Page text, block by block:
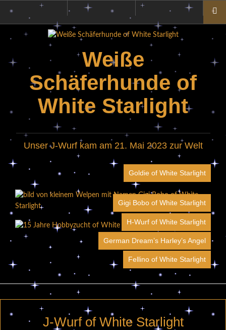
Privatsphäre-
ändern
Historie
Privatsphäre-
Einstellungen
Einwilligungen
Weiße
Schäferhunde of
White Starlight
Unser J-Wurf kam am 21. Mai 2023 zur Welt
Goldie of White Starlight
Gigi Bobo of White Starlight
H-Wurf of White Starlight
German Dream’s Harley’s Angel
Fellino of White Starlight
J-Wurf of White Starlight